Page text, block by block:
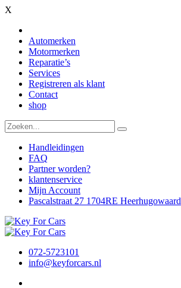
X
Automerken
Motormerken
Reparatie’s
Services
Registreren als klant
Contact
shop
Handleidingen
FAQ
Partner worden?
klantenservice
Mijn Account
Pascalstraat 27 1704RE Heerhugowaard
072-5723101
info@keyforcars.nl